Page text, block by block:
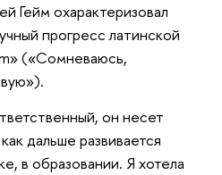
Гейм охарактеризовал
прогресс латинской
(«Сомневаюсь,
он несет
дальше развивается
в образовании. Я хотела